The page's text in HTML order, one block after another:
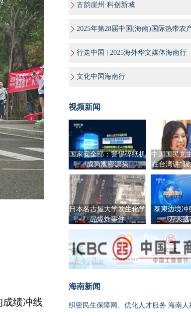
绩冲线
古韵崖州·科创新城
行走中国 | 2025海外华文媒体海南行
文化中国海南行
视频新闻
国家安全部：警惕碎纸机
成为泄密源头
中国国民党
在台湾讲“
来
日本名古屋大学发生化学
品爆炸事件
泰柬边境冲
万人逃
海南新闻